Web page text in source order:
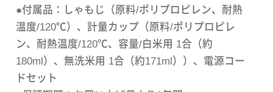
●付属品：しゃもじ（原料/ポリプロピレン、耐熱
温度/120℃）、計量カップ（原料/ポリプロピレ
ン、耐熱温度/120℃、容量/白米用 1合（約
180ml）、無洗米用 1合（約171ml））、電源コー
ドセット